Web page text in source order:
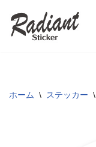
コ
ツ
ホーム \ ステッカー \